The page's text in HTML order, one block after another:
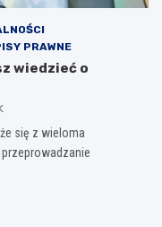
PRAWNE
wiedzieć o
się z wieloma